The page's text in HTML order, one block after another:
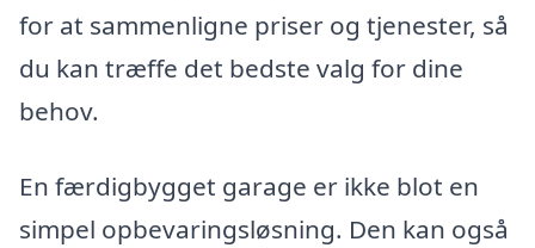
for at sammenligne priser og tjenester, så
du kan træffe det bedste valg for dine
behov.
En færdigbygget garage er ikke blot en
simpel opbevaringsløsning. Den kan også